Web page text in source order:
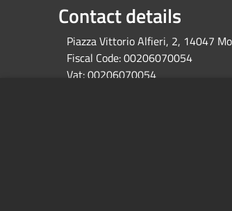
Contact details
Piazza Vittorio Alfieri, 2, 14047
Fiscal Code:00206070054
Vat:00206070054